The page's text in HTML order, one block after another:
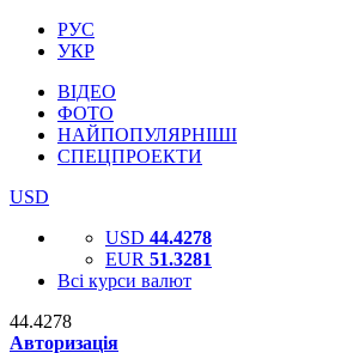
РУС
УКР
ВІДЕО
ФОТО
НАЙПОПУЛЯРНІШІ
СПЕЦПРОЕКТИ
USD
USD 44.4278
EUR 51.3281
Всі курси валют
44.4278
Авторизація